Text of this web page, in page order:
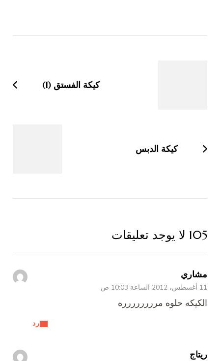
كيكة الفستق (1)
كيكة الدبس
105 لا يوجد تعليقات
مشاري
11 أغسطس، 2012 الساعة 10:03 ص
رد
الكيكه حلوه مرررررررره
ريتاج